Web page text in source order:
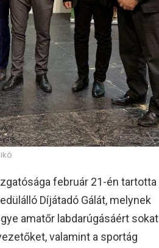
február 21-én tartotta
Díjátadó Gálát, melynek
amatőr labdarúgásáért sokat
valamint a sportág